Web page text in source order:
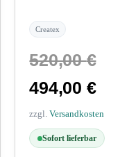
Createx
520,00€
494,00 €
zzgl.Versandkosten
Sofort lieferbar